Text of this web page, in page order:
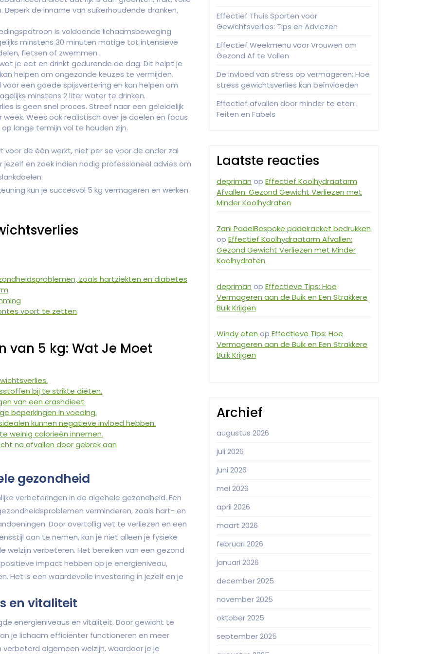
de inname van suikerhoudende dranken,
is voldoende lichaamsbeweging
minstens 30 minuten matige tot intensieve
fietsen of zwemmen.
je eet en drinkt gedurende de dag. Dit helpt je
helpen om ongezonde keuzes te vermijden.
een goede spijsvertering en kan helpen om
minstens 2 liter water te drinken.
is geen snel proces. Streef naar een geleidelijk
Wees ook realistisch over je doelen en focus
lange termijn vol te houden zijn.
de één werkt, niet per se voor de ander zal
jezelf en zoek indien nodig professioneel advies om
kun je succesvol 5 kg vermageren en werken
zoals hartziekten en diabetes
voort te zetten
van 5 kg: Wat Je Moet
bij te strikte diëten.
van een crashdieet.
beperkingen in voeding.
kunnen negatieve invloed hebben.
weinig calorieën innemen.
na afvallen door gebrek aan
gezondheid
verbeteringen in de algehele gezondheid. Een
verminderen, zoals hart- en
Door overtollig vet te verliezen en een
aan te nemen, kan je niet alleen je fysieke
welzijn verbeteren. Het bereiken van een gezond
impact hebben op je energieniveau,
Het is een waardevolle investering in jezelf en je
en vitaliteit
energieniveaus en vitaliteit. Door gewicht te
je lichaam efficiënter functioneren en meer
algemeen welzijn, waardoor je je
Effectief Thuis Sporten voor
Gewichtsverlies: Tips en Adviezen
Effectief Weekmenu voor Vrouwen om
Gezond Af te Vallen
De invloed van stress op vermageren: Hoe
stress gewichtsverlies kan beïnvloeden
Effectief afvallen door minder te eten:
Feiten en Fabels
Laatste reacties
depriman op Effectief Koolhydraatarm
Afvallen: Gezond Gewicht Verliezen met
Minder Koolhydraten
Zani PadelBespoke padelracket bedrukken
op Effectief Koolhydraatarm Afvallen:
Gezond Gewicht Verliezen met Minder
Koolhydraten
depriman op Effectieve Tips: Hoe
Vermageren aan de Buik en Een Strakkere
Buik Krijgen
Windy eten op Effectieve Tips: Hoe
Vermageren aan de Buik en Een Strakkere
Buik Krijgen
Archief
augustus 2026
juli 2026
juni 2026
mei 2026
april 2026
maart 2026
februari 2026
januari 2026
december 2025
november 2025
oktober 2025
september 2025